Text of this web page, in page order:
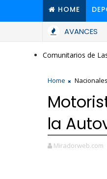
HOME
AVANCES
Comunitarios de
Home Nacionales
la
Miradorweb.com